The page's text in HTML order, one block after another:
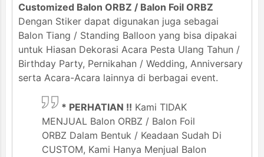
Customized Balon ORBZ / Balon Foil ORBZ
Dengan Stiker dapat digunakan juga sebagai
Balon Tiang / Standing Balloon yang bisa dipakai
untuk Hiasan Dekorasi Acara Pesta Ulang Tahun /
Birthday Party, Pernikahan / Wedding, Anniversary
serta Acara-Acara lainnya di berbagai event.
* PERHATIAN !! Kami TIDAK
MENJUAL Balon ORBZ / Balon Foil
ORBZ Dalam Bentuk / Keadaan Sudah Di
CUSTOM, Kami Hanya Menjual Balon